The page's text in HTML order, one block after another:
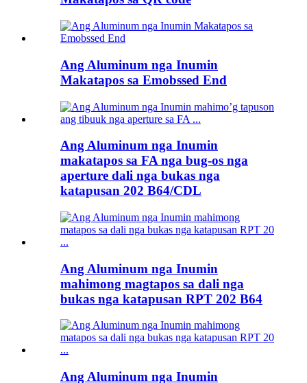
Ang Aluminum nga Inumin
Makatapos sa Emobssed End
Ang Aluminum nga Inumin
makatapos sa FA nga bug-os nga
aperture dali nga bukas nga
katapusan 202 B64/CDL
Ang Aluminum nga Inumin
mahimong magtapos sa dali nga
bukas nga katapusan RPT 202 B64
Ang Aluminum nga Inumin